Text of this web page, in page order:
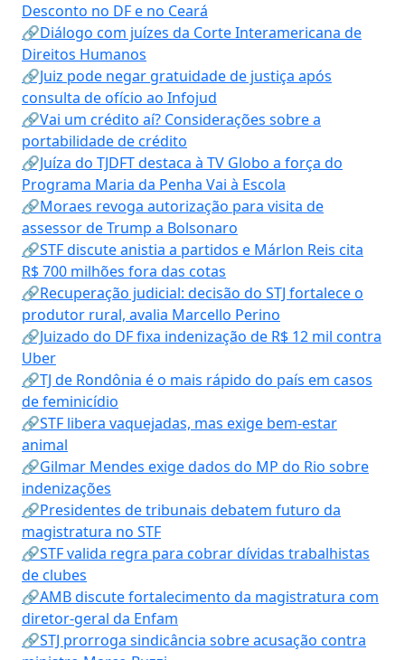
Desconto no DF e no Ceará
🔗Diálogo com juízes da Corte Interamericana de
Direitos Humanos
🔗Juiz pode negar gratuidade de justiça após
consulta de ofício ao Infojud
🔗Vai um crédito aí? Considerações sobre a
portabilidade de crédito
🔗Juíza do TJDFT destaca à TV Globo a força do
Programa Maria da Penha Vai à Escola
🔗Moraes revoga autorização para visita de
assessor de Trump a Bolsonaro
🔗STF discute anistia a partidos e Márlon Reis cita
R$ 700 milhões fora das cotas
🔗Recuperação judicial: decisão do STJ fortalece o
produtor rural, avalia Marcello Perino
🔗Juizado do DF fixa indenização de R$ 12 mil contra
Uber
🔗TJ de Rondônia é o mais rápido do país em casos
de feminicídio
🔗STF libera vaquejadas, mas exige bem-estar
animal
🔗Gilmar Mendes exige dados do MP do Rio sobre
indenizações
🔗Presidentes de tribunais debatem futuro da
magistratura no STF
🔗STF valida regra para cobrar dívidas trabalhistas
de clubes
🔗AMB discute fortalecimento da magistratura com
diretor-geral da Enfam
🔗STJ prorroga sindicância sobre acusação contra